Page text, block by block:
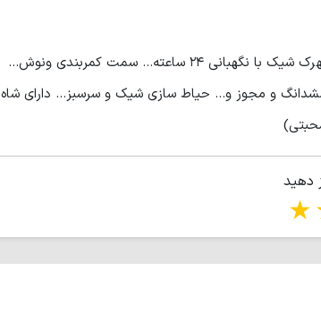
کد ۱۷۳۴... ویلای روف گاردن جنگلی بسیار شیک واقع در نوشهر... داخل شهرک شیک با نگهبانی ۲۴ ساعته... سمت کمربندی ونوش...
و مجوز و... حیاط سازی شیک و سرسبز... دارای شاه
دهید
2 stars